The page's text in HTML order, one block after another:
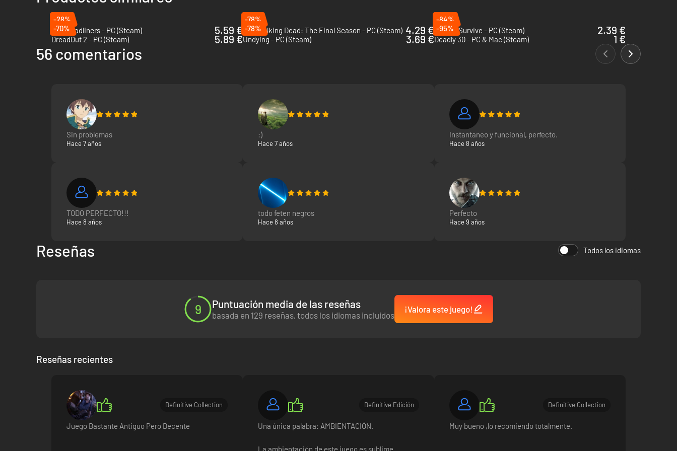
-28%
The Headliners - PC (Steam)
5.59 €
-78%
The Walking Dead: The Final Season - PC (Steam) 4.29 €
-84%
How to Survive - PC (Steam)
2.39 €
-70%
DreadOut 2 - PC (Steam)
5.89 €
-78%
Undying - PC (Steam)
3.69 €
-95%
Deadly 30 - PC & Mac (Steam)
1 €
56 comentarios
Sin problemas
Hace 7 años
:)
Hace 7 años
Instantaneo y funcional, perfecto.
Hace 8 años
TODO PERFECTO!!!
Hace 8 años
todo feten negros
Hace 8 años
Perfecto
Hace 9 años
Reseñas Todos los idiomas
9 Puntuación media de las reseñas
basada en 129 reseñas, todos los idiomas incluidos
¡Valora este juego!
Reseñas recientes
Definitive Collection
Juego Bastante Antiguo Pero Decente
Definitive Edición
Una única palabra: AMBIENTACIÓN.
La ambientación de este juego es sublime
Definitive Collection
Muy bueno ,lo recomiendo totalmente.